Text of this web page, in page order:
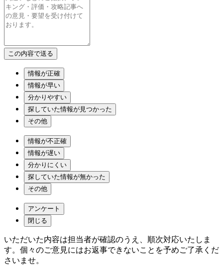
情報が正確
情報が早い
分かりやすい
探していた情報が見つかった
その他
情報が不正確
情報が遅い
分かりにくい
探していた情報が無かった
その他
アンケート
閉じる
いただいた内容は担当者が確認のうえ、順次対応いたしま
す。個々のご意見にはお返事できないことを予めご了承くだ
さいませ。